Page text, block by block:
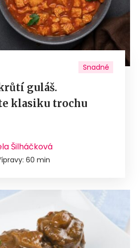
Snadné
guláš.
klasiku trochu
Šilháčková
60 min